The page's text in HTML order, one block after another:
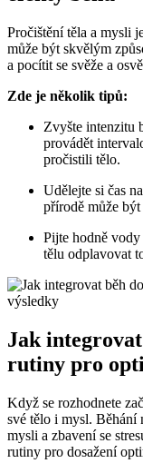
Pročištění těla a mysli
může být skvělým
a pocítit se svěže a
Zde je několik tipů:
Zvyšte intenzitu
provádět
pročistili tělo.
Udělejte si čas
přírodě může
Pijte hodně
tělu odplavovat
Jak
rutiny pro
Když se rozhodnete
své tělo i mysl. Běhání
mysli a zbavení se
rutiny pro dosažení